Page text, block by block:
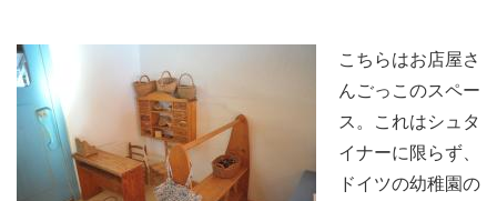
こちらはお店屋さ
んごっこのスペー
ス。これはシュタ
イナーに限らず、
ドイツの幼稚園の